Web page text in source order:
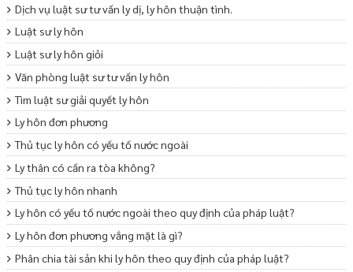
Dịch vụ luật sư tư vấn ly dị, ly hôn thuận tình.
Luật sư ly hôn
Luật sư ly hôn giỏi
Văn phòng luật sư tư vấn ly hôn
Tìm luật sư giải quyết ly hôn
Ly hôn đơn phương
Thủ tục ly hôn có yếu tố nước ngoài
Ly thân có cần ra tòa không?
Thủ tục ly hôn nhanh
Ly hôn có yếu tố nước ngoài theo quy định của pháp luật?
Ly hôn đơn phương vắng mặt là gì?
Phân chia tài sản khi ly hôn theo quy định của pháp luật?